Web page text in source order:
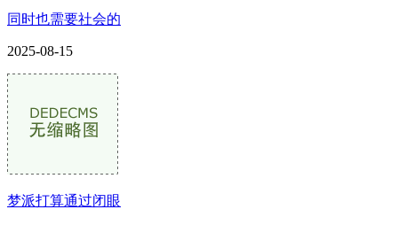
同时也需要社会的
2025-08-15
梦派打算通过闭眼